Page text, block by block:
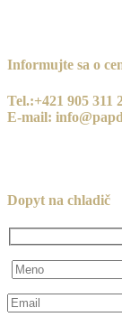
Informujte sa o
Tel.:+421 905 311
E-mail:
Dopyt na chladič